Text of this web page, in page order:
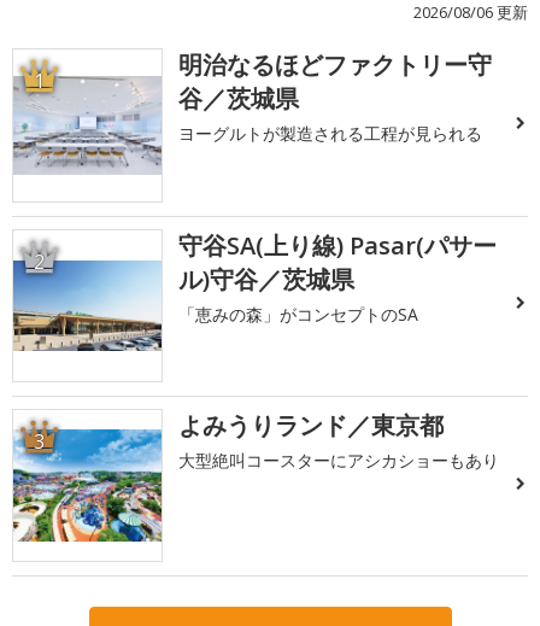
2026/08/06 更新
1
明治なるほどファクトリー守
谷／茨城県
ヨーグルトが製造される工程が見られる
2
守谷SA(上り線) Pasar(パサー
ル)守谷／茨城県
「恵みの森」がコンセプトのSA
3 よみうりランド／東京都
大型絶叫コースターにアシカショーもあり